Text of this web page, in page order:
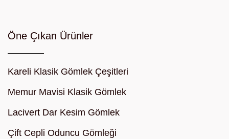
Öne Çıkan Ürünler
Kareli Klasik Gömlek Çeşitleri
Memur Mavisi Klasik Gömlek
Lacivert Dar Kesim Gömlek
Çift Cepli Oduncu Gömleği